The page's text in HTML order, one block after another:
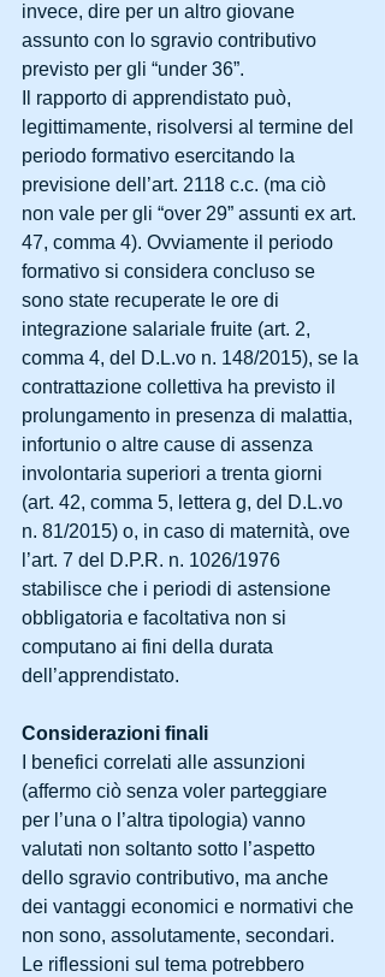
invece, dire per un altro giovane
assunto con lo sgravio contributivo
previsto per gli “under 36”.
Il rapporto di apprendistato può,
legittimamente, risolversi al termine del
periodo formativo esercitando la
previsione dell’art. 2118 c.c. (ma ciò
non vale per gli “over 29” assunti ex art.
47, comma 4). Ovviamente il periodo
formativo si considera concluso se
sono state recuperate le ore di
integrazione salariale fruite (art. 2,
comma 4, del D.L.vo n. 148/2015), se la
contrattazione collettiva ha previsto il
prolungamento in presenza di malattia,
infortunio o altre cause di assenza
involontaria superiori a trenta giorni
(art. 42, comma 5, lettera g, del D.L.vo
n. 81/2015) o, in caso di maternità, ove
l’art. 7 del D.P.R. n. 1026/1976
stabilisce che i periodi di astensione
obbligatoria e facoltativa non si
computano ai fini della durata
dell’apprendistato.
Considerazioni finali
I benefici correlati alle assunzioni
(affermo ciò senza voler parteggiare
per l’una o l’altra tipologia) vanno
valutati non soltanto sotto l’aspetto
dello sgravio contributivo, ma anche
dei vantaggi economici e normativi che
non sono, assolutamente, secondari.
Le riflessioni sul tema potrebbero